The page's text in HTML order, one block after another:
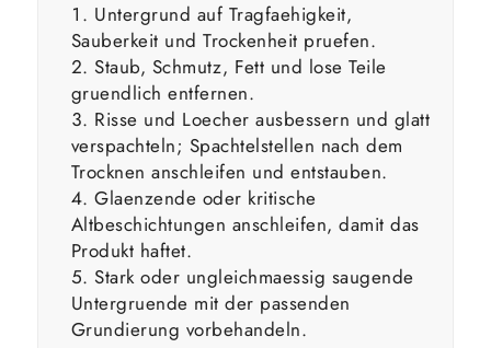
Untergrund auf Tragfaehigkeit,
Sauberkeit und Trockenheit pruefen.
Staub, Schmutz, Fett und lose Teile
gruendlich entfernen.
Risse und Loecher ausbessern und glatt
verspachteln; Spachtelstellen nach dem
Trocknen anschleifen und entstauben.
Glaenzende oder kritische
Altbeschichtungen anschleifen, damit das
Produkt haftet.
Stark oder ungleichmaessig saugende
Untergruende mit der passenden
Grundierung vorbehandeln.